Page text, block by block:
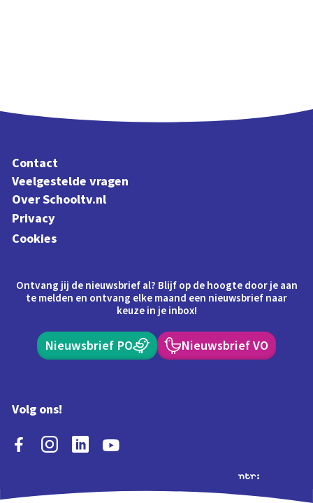
Contact
Veelgestelde vragen
Over Schooltv.nl
Privacy
Cookies
Ontvang jij de nieuwsbrief al? Blijf op de hoogte door je aan
te melden en ontvang elke maand een nieuwsbrief naar
keuze in je inbox!
Nieuwsbrief PO Nieuwsbrief VO
Volg ons!